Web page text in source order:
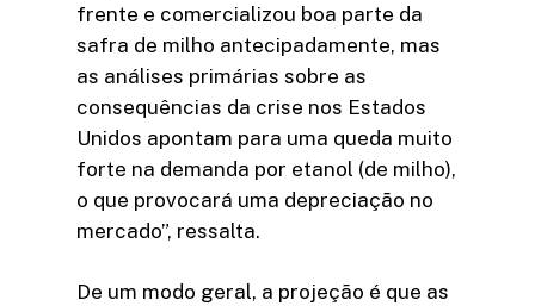
frente e comercializou boa parte da
safra de milho antecipadamente, mas
as análises primárias sobre as
consequências da crise nos Estados
Unidos apontam para uma queda muito
forte na demanda por etanol (de milho),
o que provocará uma depreciação no
mercado”, ressalta.
De um modo geral, a projeção é que as